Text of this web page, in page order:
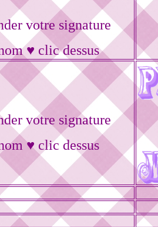
votre signature
♥ clic dessus
votre signature
♥ clic dessus